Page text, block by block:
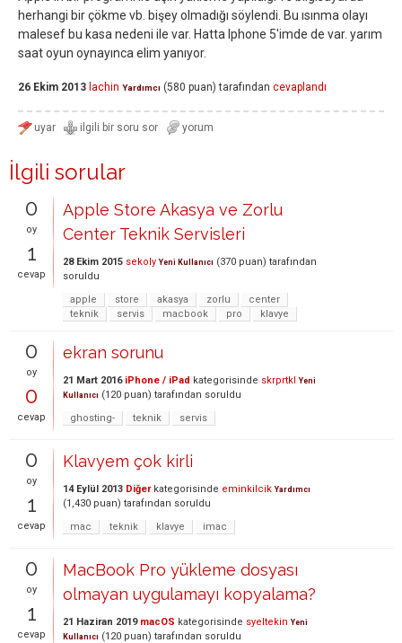
herhangi bir çökme vb. bişey olmadığı söylendi. Bu ısınma olayı
malesef bu kasa nedeni ile var. Hatta Iphone 5'imde de var. yarım
saat oyun oynayınca elim yanıyor.
26 Ekim 2013 lachin Yardımcı (580 puan) tarafından cevaplandı
İlgili sorular
0
oy
1
cevap
Apple Store Akasya ve Zorlu
Center Teknik Servisleri
28 Ekim 2015 sekoly Yeni Kullanıcı (370 puan) tarafından
soruldu
apple
store akasya zorlu
center
teknik
servis macbook pro klavye
0
oy
0
cevap
ekran sorunu
21 Mart 2016 iPhone / iPad kategorisinde skrprtkl Yeni
Kullanıcı (120 puan) tarafından soruldu
ghosting-
teknik servis
0
oy
1
cevap
Klavyem çok kirli
14 Eylül 2013 Diğerkategorisinde eminkilcik Yardımcı
(1,430 puan) tarafından soruldu
mac
teknik klavye imac
0
oy
1
cevap
MacBook Pro yükleme dosyası
olmayan uygulamayı kopyalama?
21 Haziran 2019 macOS kategorisinde syeltekin Yeni
Kullanıcı (120 puan) tarafından soruldu